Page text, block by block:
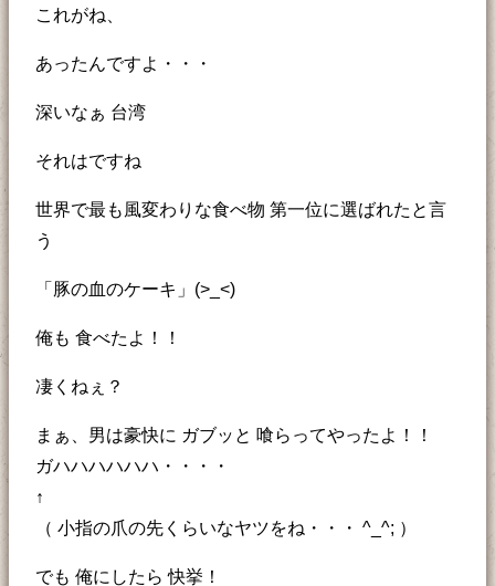
これがね、
あったんですよ・・・
深いなぁ 台湾
それはですね
世界で最も風変わりな食べ物 第一位に選ばれたと言
う
「豚の血のケーキ」(>_<)
俺も 食べたよ！！
凄くねぇ？
まぁ、男は豪快に ガブッと 喰らってやったよ！！
ガハハハハハハ・・・・
↑
（ 小指の爪の先くらいなヤツをね・・・ ^_^; ）
でも 俺にしたら 快挙！